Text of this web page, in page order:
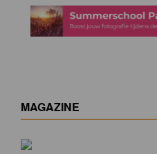
MAGAZINE